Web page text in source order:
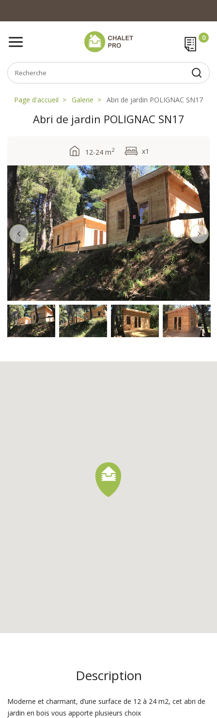
Page d'accueil Galerie Abri de jardin POLIGNAC SN17
Abri de jardin POLIGNAC SN17
12-24 m2 x1
Description
Moderne et charmant, d’une surface de 12 à 24 m2, cet abri de
jardin en bois vous apporte plusieurs choix